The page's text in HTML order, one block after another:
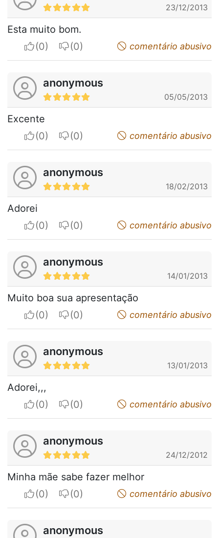
23/12/2013
Esta muito bom.
I apreciateI do not appreciatecomentário abusivo
anonymous
05/05/2013
Excente
I apreciateI do not appreciatecomentário abusivo
anonymous
18/02/2013
Adorei
I apreciateI do not appreciatecomentário abusivo
anonymous
14/01/2013
Muito boa sua apresentação
I apreciateI do not appreciatecomentário abusivo
anonymous
13/01/2013
Adorei,,,
I apreciateI do not appreciatecomentário abusivo
anonymous
24/12/2012
Minha mãe sabe fazer melhor
I apreciateI do not appreciatecomentário abusivo
anonymous